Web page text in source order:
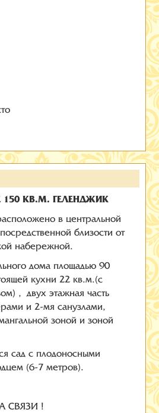
КВ.М. ГЕЛЕНДЖИК
в центральной
близости от
набережной.
дома площадью 90
кухни 22 кв.м.(с
, двух этажная часть
и 2-мя санузлами,
зоной и зоной
сад с плодоносными
(6-7 метров).
СВЯЗИ !